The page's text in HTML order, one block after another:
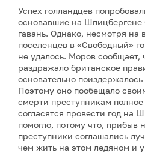
Успех голландцев
основавшие на
гавань. Однако, несмотря на
поселенцев в «Свободный»
не удалось. Моров сообщает,
раздражало британское
основательно
Поэтому оно пообещало
смерти преступникам
согласятся провести год на
помогло, потому что, прибыв
преступники соглашались
чем жить на этом ледяном и